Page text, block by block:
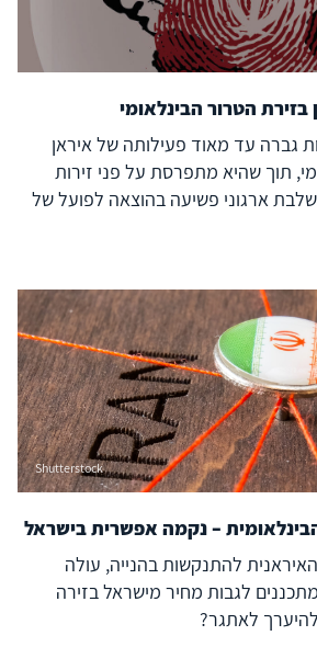
הטרור הבינלאומי
גברה עד מאוד פעילותה של איראן
תוך שהיא מתפרסת על פני זירות
ארגוני פשיעה בהוצאה לפועל של
ניסיונות הפיגוע האיראניים סוכלו, לא
זה בוחן את מדיניות הפעלת הטרור
בחמש השנים האחרונות, את
ואת דרכי הפעולה שלה, תוך מיקומן
של השימוש האיראני בטרור לאורך
הטרור האיראנית מצביעה על מגמה
דבקה בהפעלת טרור בינלאומי ואף
זה, תוך נכונות להסתכן בחיכוך
לממש את מדיניותה. מגמה זו מחייבת
והן משום שהיא סימן לתעוזת יתר
בעצם הפרת הנורמות הבינלאומיות
לבוא לידי ביטוי גם בהקשרים
Shutterstock
– נקמה אפשרית בישראל
להתנקשות בהנייה, עולה
לגבות מחיר מישראל בזירה
לאתגר?